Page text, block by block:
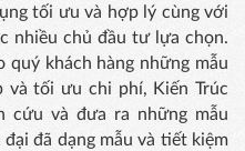
tối ưu và hợp lý cùng với
nhiều chủ đầu tư lựa chọn.
quý khách hàng những mẫu
và tối ưu chi phí, Kiến Trúc
cứu và đưa ra những mẫu
đã dạng mẫu và tiết kiệm